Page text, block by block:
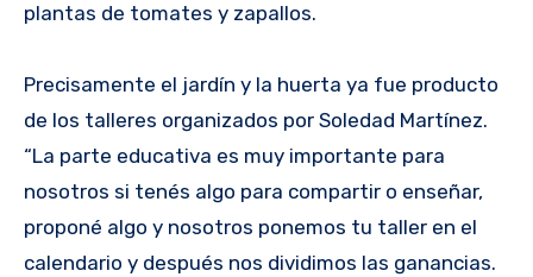
plantas de tomates y zapallos.
Precisamente el jardín y la huerta ya fue producto
de los talleres organizados por Soledad Martínez.
“La parte educativa es muy importante para
nosotros si tenés algo para compartir o enseñar,
proponé algo y nosotros ponemos tu taller en el
calendario y después nos dividimos las ganancias.